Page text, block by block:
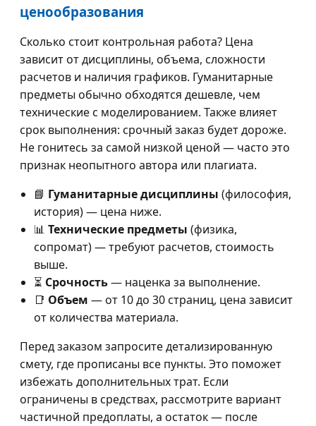
ценообразования
Сколько стоит контрольная работа? Цена
зависит от дисциплины, объема, сложности
расчетов и наличия графиков. Гуманитарные
предметы обычно обходятся дешевле, чем
технические с моделированием. Также влияет
срок выполнения: срочный заказ будет дороже.
Не гонитесь за самой низкой ценой — часто это
признак неопытного автора или плагиата.
📘 Гуманитарные дисциплины (философия,
история) — цена ниже.
📊 Технические предметы (физика,
сопромат) — требуют расчетов, стоимость
выше.
⏳ Срочность— наценка за выполнение.
📑 Объем — от 10 до 30 страниц, цена зависит
от количества материала.
Перед заказом запросите детализированную
смету, где прописаны все пункты. Это поможет
избежать дополнительных трат. Если
ограничены в средствах, рассмотрите вариант
частичной предоплаты, а остаток — после